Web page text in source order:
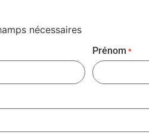
nécessaires
Prénom *